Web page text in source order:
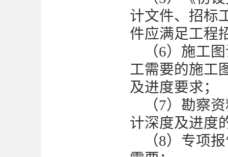
计文件、招标
件应满足工程
（6）施工
工需要的施工
及进度要求；
（7）勘察
计深度及进度
（8）专项